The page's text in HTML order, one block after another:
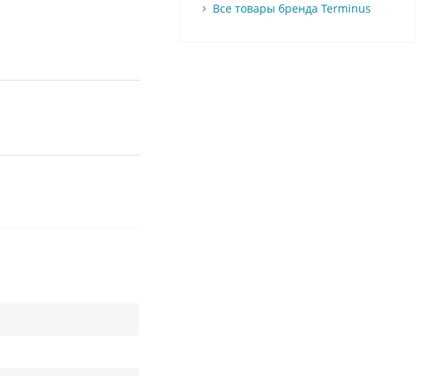
Все товары бренда Terminus